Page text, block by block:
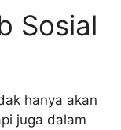
Sosial
hanya akan
juga dalam